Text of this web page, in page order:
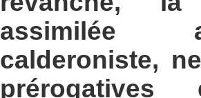
assimilée
calderoniste,